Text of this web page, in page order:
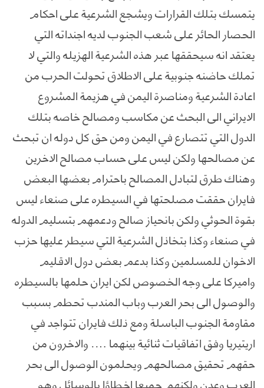
يتمسك بتلك القرارات ويشجع الشرعية على احكام
الحصار الحائر على شعب الجنوب لديه اجنداته التي
يعتقد انه سيحققها عبر هذه الشرعية الهزيله والتي لا
تملك حاضنه جنوبية على الاطلاق تحولت الحرب من
اعادة الشرعية ومناصرة اليمن في هزيمة المشروع
الايراني الى البحث عن مكاسب ومصالح خاصه بتلك
الدول التي تتصارع في اليمن ومن حق كل دوله ان تبحث
عن مصالحها ولكن ليس على حساب مصالح الاخرين
وهناك طرق لتبادل المصالح باحترام بعضها البعض
فايران حققت مصلحتها في السيطره على صنعاء ليس
بقوة الحوثي ولكن بانحياز صالح ودعمهم بتسليم الدوله
في صنعاء وكذا بتخاذل الشرعية التي سيطر عليها حزب
الاخوان للمسلمين وكذا بدعم بعض دول الاقليم
واميركا على وجه الخصوص لكن ايران حلمها بالسيطره
والوصول الى بحر العرب وباب المندب تحطم بسبب
مقاومة الجنوب الباسلة ومع ذلك فايران تتواجد في
اريتيريا وفق اتفاقيات ثنائية بينهما …. والاخرون من
حقهم تحقيق مصالحهم ويحلمون الوصول الى بحر
العرب وعدن ولكنهم جميعا اخطاؤا بالوسائل وهو